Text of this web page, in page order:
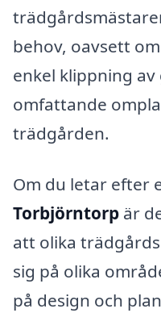
behov, oavsett
enkel klippning
omfattande
trädgården.
Om du letar efter
Torbjörntorp är
att olika
sig på olika
på design och